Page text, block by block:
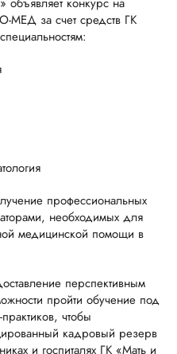
МЕД за счет средств ГК
профессиональных
необходимых для
медицинской помощи в
перспективным
пройти обучение под
чтобы
кадровый резерв
и госпиталях ГК «Мать и